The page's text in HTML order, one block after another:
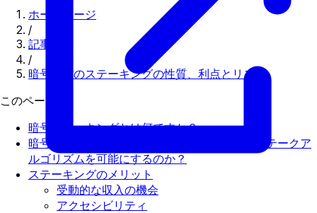
ホームページ
/
記事
/
暗号通貨のステーキングの性質、利点とリスク
このページで
暗号ステーキングとは何ですか？
暗号ステーキングはどのようにプルーフオブステークア
ルゴリズムを可能にするのか？
ステーキングのメリット
受動的な収入の機会
アクセシビリティ